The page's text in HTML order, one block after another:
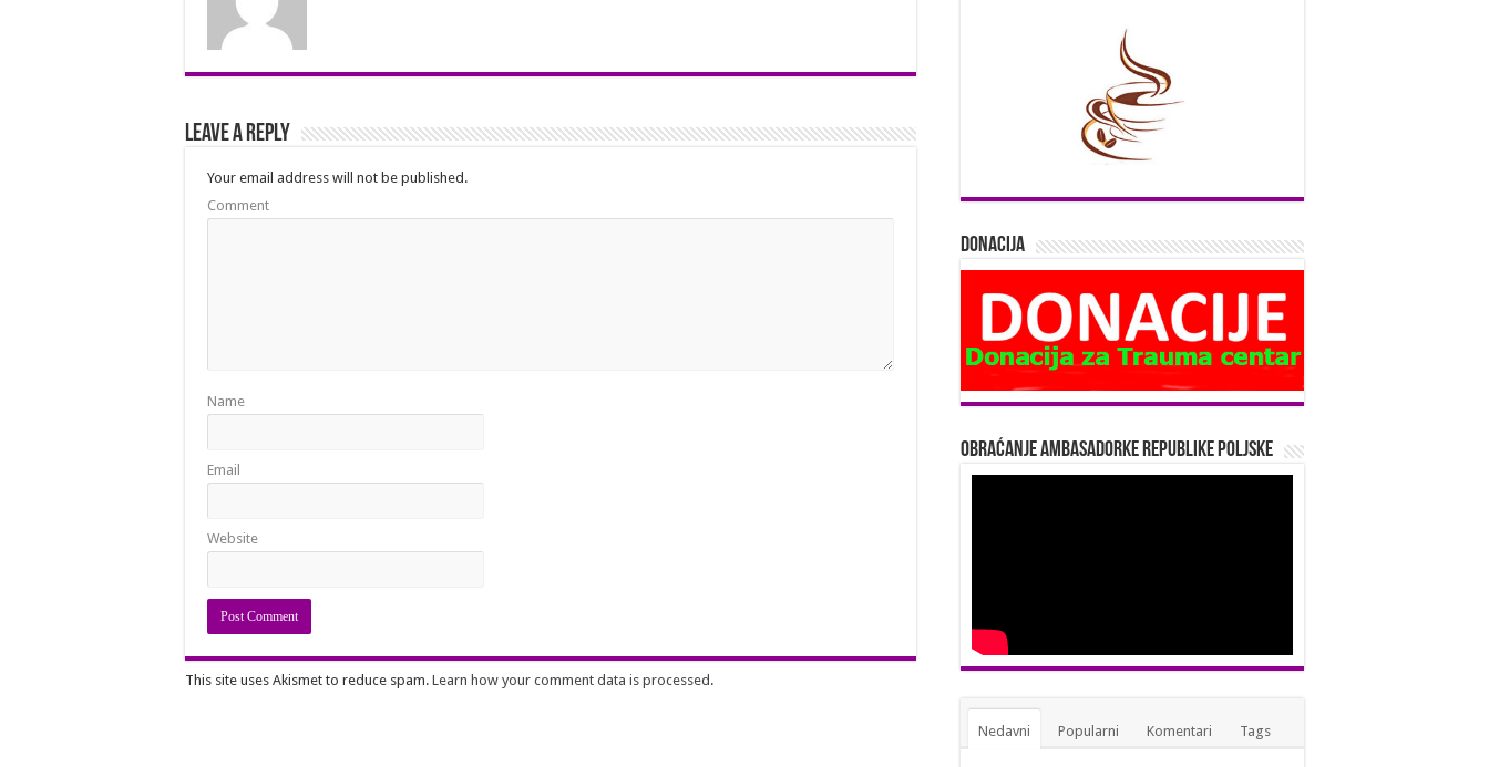
Leave a Reply
Your email address will not be published.
Comment
Name
Email
Website
This site uses Akismet to reduce spam. Learn how your comment data is processed .
Donacija
Obraćanje Ambasadorke Republike Poljske
Nedavni Popularni Komentari Tags